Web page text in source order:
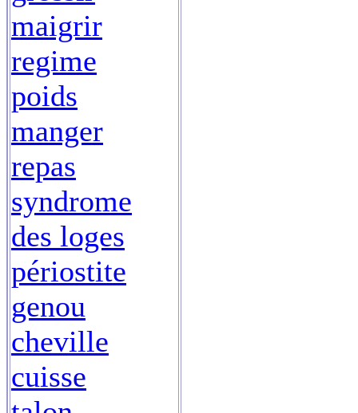
maigrir
regime
poids
manger
repas
syndrome
des loges
périostite
genou
cheville
cuisse